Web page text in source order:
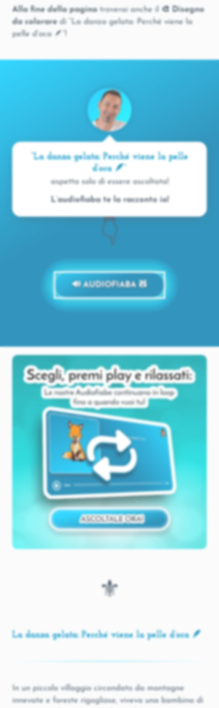
Alla fine della paginatroverai anche il🎨 Disegno
da coloraredi “La danza gelata: Perché viene la
pelle d’oca 🪶“!
“La danza gelata: Perché viene la pelle
d’oca 🪶“
aspetta solo di essere ascoltata!
L’audiofiaba te la racconto io!
👇
🔊 AUDIOFIABA 🧸
⚜️
La danza gelata: Perché viene la pelle d’oca 🪶
In un piccolo villaggio circondato da montagne
innevate e foreste rigogliose, viveva una bambina di